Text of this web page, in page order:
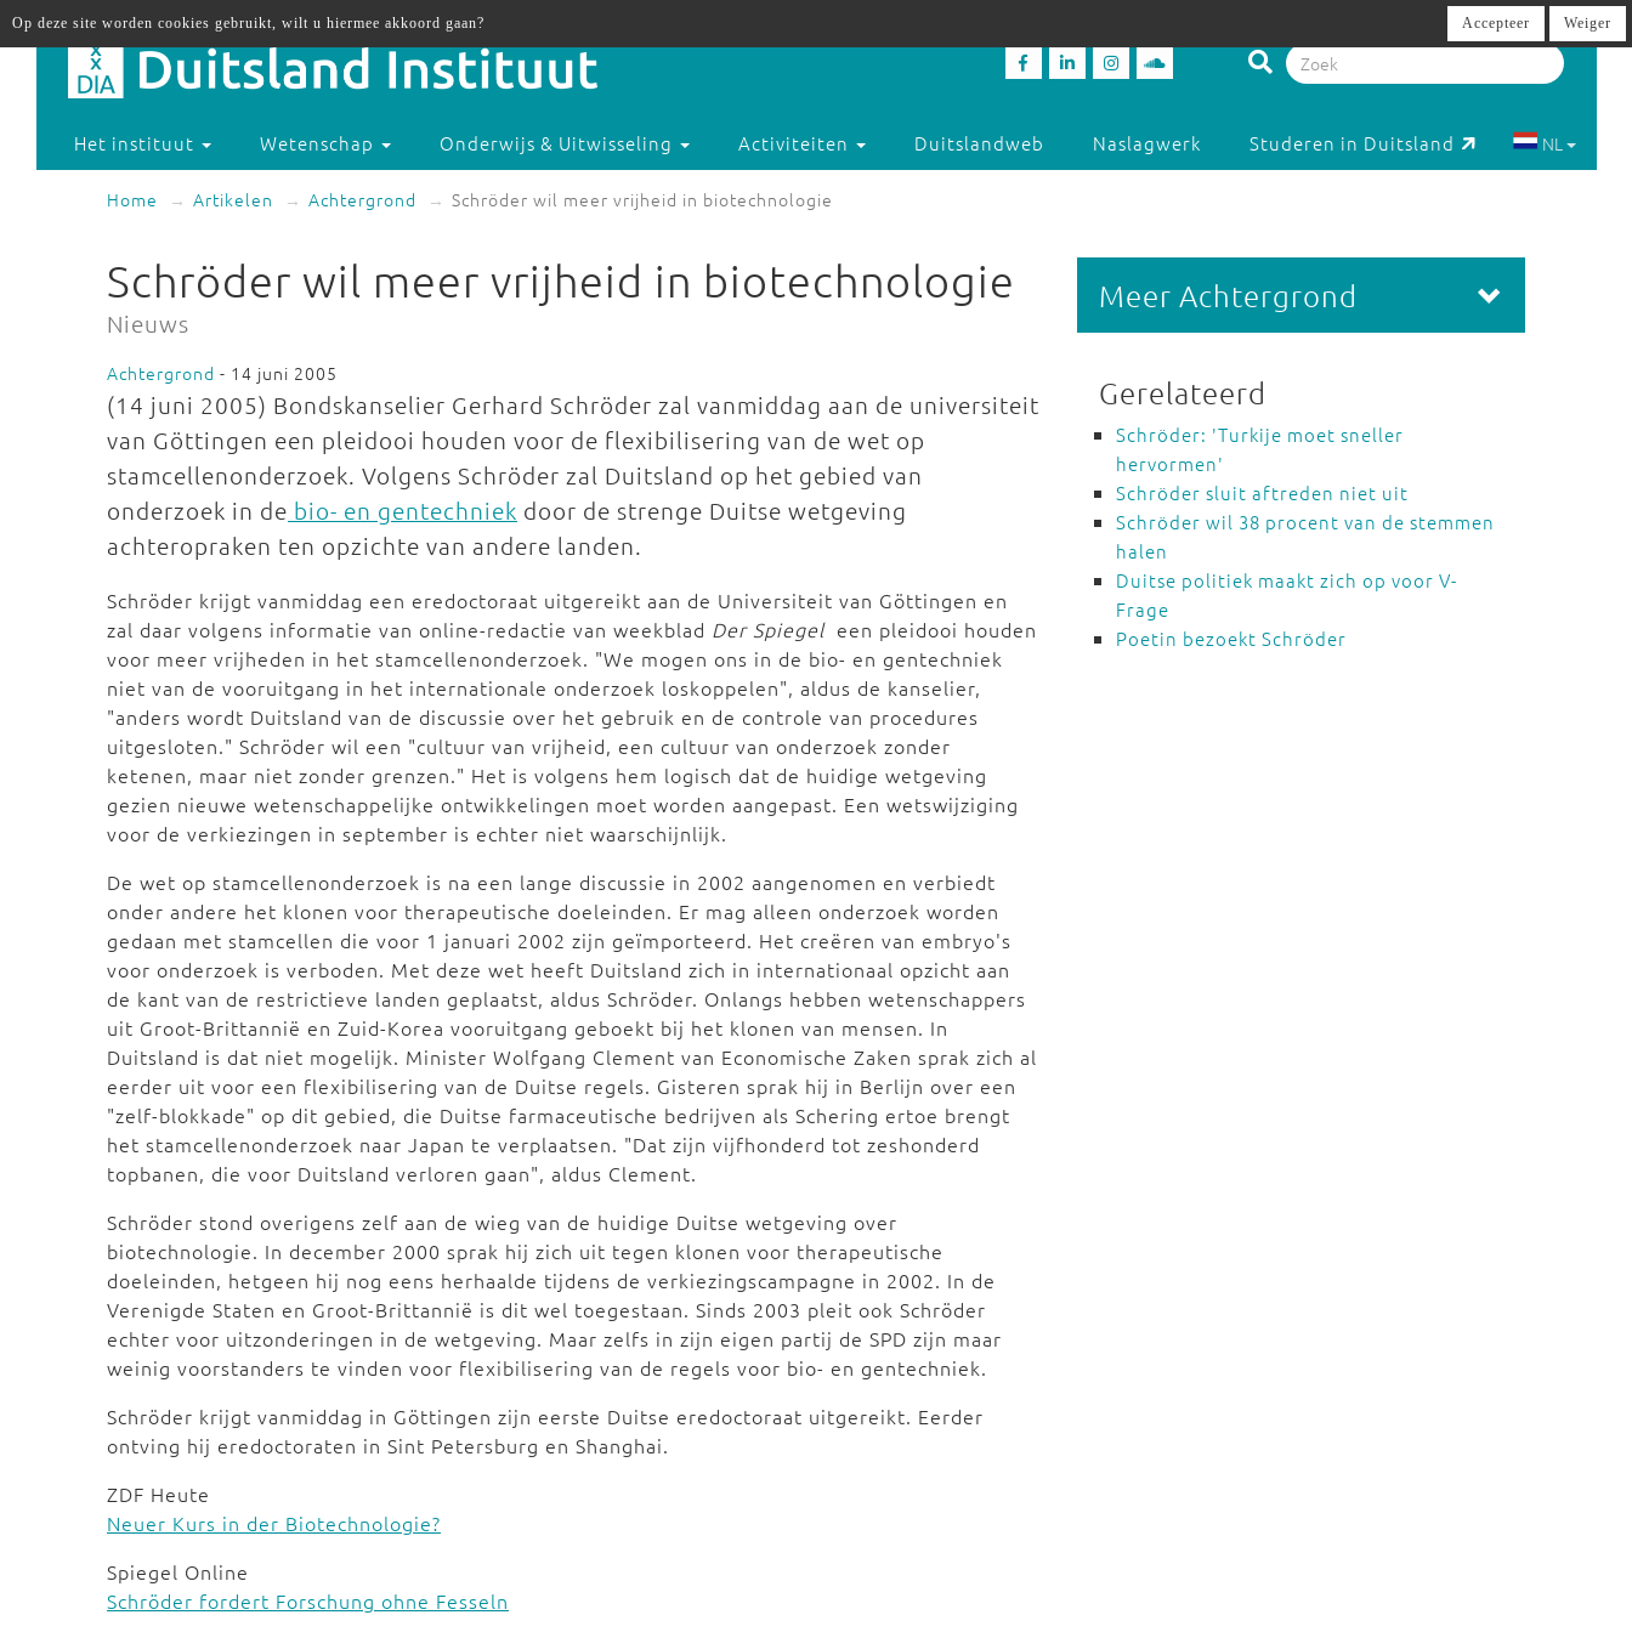
Het instituut Wetenschap Onderwijs & Uitwisseling Activiteiten Duitslandweb Naslagwerk Studeren in Duitsland NL
Home Artikelen Achtergrond Schröder wil meer vrijheid in biotechnologie
Schröder wil meer vrijheid in biotechnologie
Nieuws
Achtergrond - 14 juni 2005
(14 juni 2005) Bondskanselier Gerhard Schröder zal vanmiddag aan de universiteit
van Göttingen een pleidooi houden voor de flexibilisering van de wet op
stamcellenonderzoek. Volgens Schröder zal Duitsland op het gebied van
onderzoek in de bio- en gentechniek door de strenge Duitse wetgeving
achteropraken ten opzichte van andere landen.
Schröder krijgt vanmiddag een eredoctoraat uitgereikt aan de Universiteit van Göttingen en
zal daar volgens informatie van online-redactie van weekblad Der Spiegel een pleidooi houden
voor meer vrijheden in het stamcellenonderzoek. "We mogen ons in de bio- en gentechniek
niet van de vooruitgang in het internationale onderzoek loskoppelen", aldus de kanselier,
"anders wordt Duitsland van de discussie over het gebruik en de controle van procedures
uitgesloten." Schröder wil een "cultuur van vrijheid, een cultuur van onderzoek zonder
ketenen, maar niet zonder grenzen." Het is volgens hem logisch dat de huidige wetgeving
gezien nieuwe wetenschappelijke ontwikkelingen moet worden aangepast. Een wetswijziging
voor de verkiezingen in september is echter niet waarschijnlijk.
De wet op stamcellenonderzoek is na een lange discussie in 2002 aangenomen en verbiedt
onder andere het klonen voor therapeutische doeleinden. Er mag alleen onderzoek worden
gedaan met stamcellen die voor 1 januari 2002 zijn geïmporteerd. Het creëren van embryo's
voor onderzoek is verboden. Met deze wet heeft Duitsland zich in internationaal opzicht aan
de kant van de restrictieve landen geplaatst, aldus Schröder. Onlangs hebben wetenschappers
uit Groot-Brittannië en Zuid-Korea vooruitgang geboekt bij het klonen van mensen. In
Duitsland is dat niet mogelijk. Minister Wolfgang Clement van Economische Zaken sprak zich al
eerder uit voor een flexibilisering van de Duitse regels. Gisteren sprak hij in Berlijn over een
"zelf-blokkade" op dit gebied, die Duitse farmaceutische bedrijven als Schering ertoe brengt
het stamcellenonderzoek naar Japan te verplaatsen. "Dat zijn vijfhonderd tot zeshonderd
topbanen, die voor Duitsland verloren gaan", aldus Clement.
Schröder stond overigens zelf aan de wieg van de huidige Duitse wetgeving over
biotechnologie. In december 2000 sprak hij zich uit tegen klonen voor therapeutische
doeleinden, hetgeen hij nog eens herhaalde tijdens de verkiezingscampagne in 2002. In de
Verenigde Staten en Groot-Brittannië is dit wel toegestaan. Sinds 2003 pleit ook Schröder
echter voor uitzonderingen in de wetgeving. Maar zelfs in zijn eigen partij de SPD zijn maar
weinig voorstanders te vinden voor flexibilisering van de regels voor bio- en gentechniek.
Schröder krijgt vanmiddag in Göttingen zijn eerste Duitse eredoctoraat uitgereikt. Eerder
ontving hij eredoctoraten in Sint Petersburg en Shanghai.
ZDF Heute
Neuer Kurs in der Biotechnologie?
Spiegel Online
Schröder fordert Forschung ohne Fesseln
Meer Achtergrond
Gerelateerd
Schröder: 'Turkije moet sneller
hervormen'
Schröder sluit aftreden niet uit
Schröder wil 38 procent van de stemmen
halen
Duitse politiek maakt zich op voor V-
Frage
Poetin bezoekt Schröder
Op deze site worden cookies gebruikt, wilt u hiermee akkoord gaan? Accepteer Weiger